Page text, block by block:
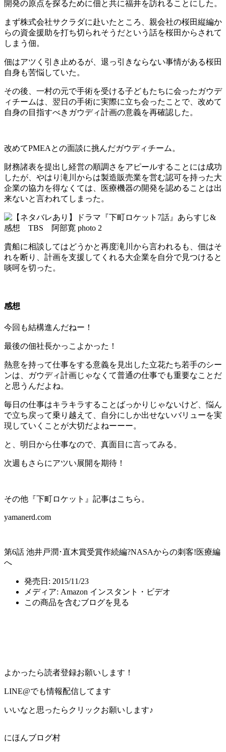
開発の原点を探るために佃と共に福井を訪れることにした。
まず株式会社サクラダに赴いたところ、親会社の桜田縦編か
らの資金援助を打ち切られそうだという話を桜田からされて
しまう佃。
佃はアツく引き止めるが、退っ引きならない事情がある桜田
自身も苦悩していた。
その後、一村の元で手術を受ける子どもたちに会ったガウデ
ィチームは、翌日の手術に実際に立ち会ったことで、改めて
自身の目指すべきガウディ計画の意義を再確認した。
改めてPMEAとの面談に挑んだガウディチーム。
財務諸表を提出し経営の順調さをアピールすることには成功
したが、やはり滝川からは製造販売業を営む認可を持った大
企業の協力を得なくては、医療機器の開発を認めることは出
来ないと言われてしまった。
貴船に相談してはどうかと再度滝川から言われるも、佃はそ
れを断り、計画を支援してくれる大企業を自分で見つけると
啖呵を切った。
感想
今回も結構進んだねー！
最後の佃社長かっこよかった！
熱意を持って仕事をする意義を見出した立花たち若手のシー
ンは、ガウディ計画じゃなくて普通の仕事でも重要なことだ
と思うんだよね。
毎日の仕事はキラキラすることばっかりじゃないけど、悩ん
で立ち戻って乗り越えて、自分にしか出せないバリューを実
現していくことが大切だよねーーー。
と、明日から仕事なので、真面目に言ってみる。
次週もさらにアツい展開を期待！
その他『下町ロケット』記事はこちら。
yamanerd.com
第6話 池井戸潤･直木賞受賞作続編?NASAからの刺客!医療編
へ
発売日: 2015/11/23
メディア: Amazon インスタント・ビデオ
この商品を含むブログを見る
よかったら読者登録お願いします！
LINE@でも情報配信してます
いいなと思ったらクリックお願いします♪
にほんブログ村